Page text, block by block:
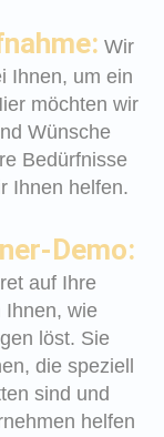
Wir
Ihnen, um ein
möchten wir
Wünsche
Bedürfnisse
Ihnen helfen.
Demo:
auf Ihre
Ihnen, wie
löst. Sie
die speziell
sind und
helfen